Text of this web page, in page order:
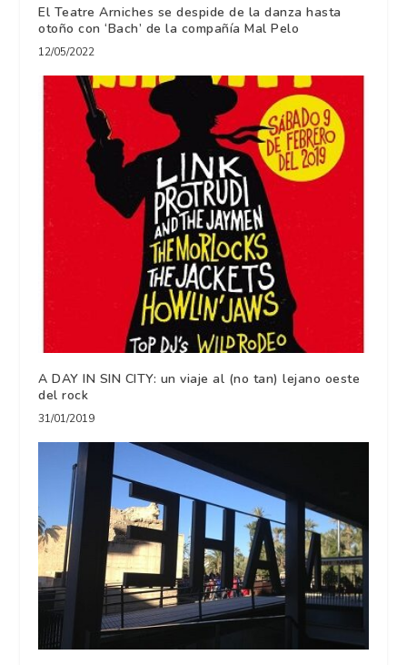
El Teatre Arniches se despide de la danza hasta
otoño con ‘Bach’ de la compañía Mal Pelo
12/05/2022
A DAY IN SIN CITY: un viaje al (no tan) lejano oeste
del rock
31/01/2019